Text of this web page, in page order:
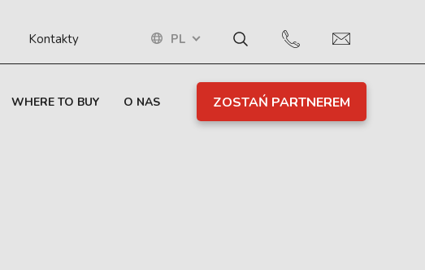
Kontakty PL
WHERE TO BUY O NAS ZOSTAŃ PARTNEREM